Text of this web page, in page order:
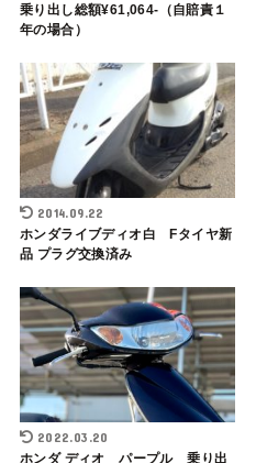
乗り出し総額¥61,064-（自賠責１
年の場合）
2014.09.22
ホンダライブディオ白 Fタイヤ新
品 プラグ交換済み
2022.03.20
ホンダ ディオ パープル 乗り出